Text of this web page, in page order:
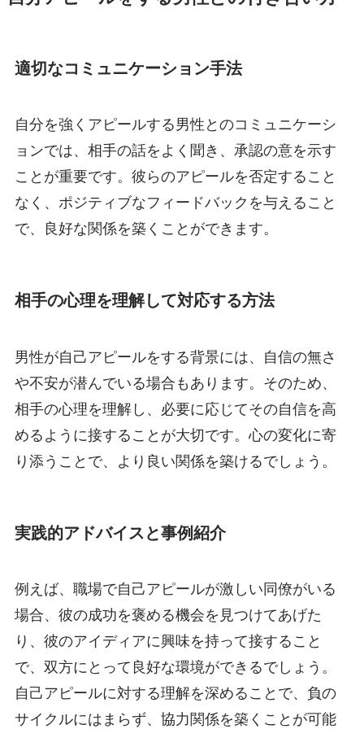
適切なコミュニケーション手法
自分を強くアピールする男性とのコミュニケーシ
ョンでは、相手の話をよく聞き、承認の意を示す
ことが重要です。彼らのアピールを否定すること
なく、ポジティブなフィードバックを与えること
で、良好な関係を築くことができます。
相手の心理を理解して対応する方法
男性が自己アピールをする背景には、自信の無さ
や不安が潜んでいる場合もあります。そのため、
相手の心理を理解し、必要に応じてその自信を高
めるように接することが大切です。心の変化に寄
り添うことで、より良い関係を築けるでしょう。
実践的アドバイスと事例紹介
例えば、職場で自己アピールが激しい同僚がいる
場合、彼の成功を褒める機会を見つけてあげた
り、彼のアイディアに興味を持って接すること
で、双方にとって良好な環境ができるでしょう。
自己アピールに対する理解を深めることで、負の
サイクルにはまらず、協力関係を築くことが可能